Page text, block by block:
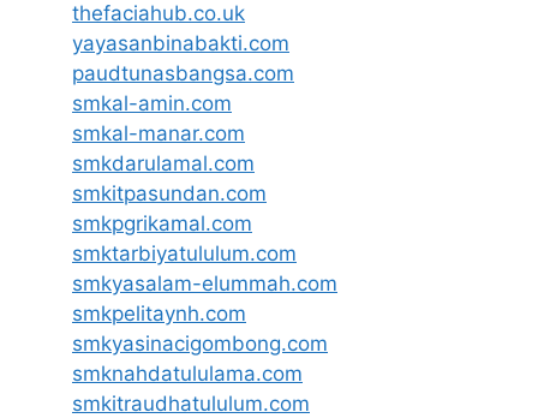
thefaciahub.co.uk
yayasanbinabakti.com
paudtunasbangsa.com
smkal-amin.com
smkal-manar.com
smkdarulamal.com
smkitpasundan.com
smkpgrikamal.com
smktarbiyatululum.com
smkyasalam-elummah.com
smkpelitaynh.com
smkyasinacigombong.com
smknahdatululama.com
smkitraudhatululum.com